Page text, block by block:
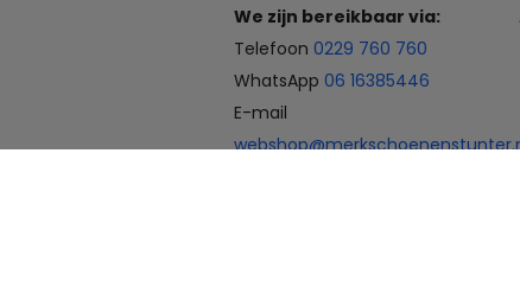
We zijn bereikbaar via:
Telefoon 0229 760 760
WhatsApp 06 16385446
E-mail